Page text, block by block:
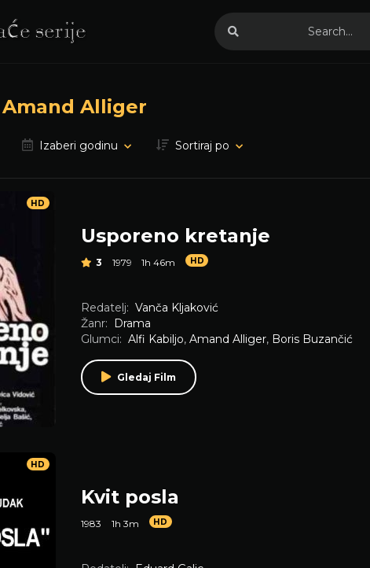
Amand Alliger
Izaberi godinu Sortiraj po
HD
Usporeno kretanje
3 1979 1h 46m HD
Redatelj: Vanča Kljaković
Žanr:
Drama
Glumci: Alfi Kabiljo, Amand Alliger, Boris Buzančić
Gledaj Film
HD
Kvit posla
1983 1h 3m HD